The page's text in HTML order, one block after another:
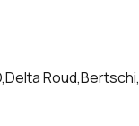
Roud,Bertschi,